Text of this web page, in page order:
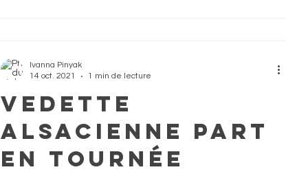
Vedette
Alsacienne part
en tournée
Ivanna Pinyak
14 oct. 2021
1 min de lecture